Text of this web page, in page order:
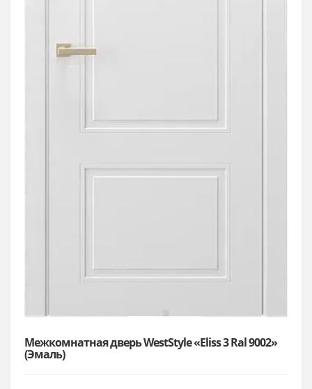
Межкомнатная дверь WestStyle «Eliss 3 Ral 9002»
(Эмаль)